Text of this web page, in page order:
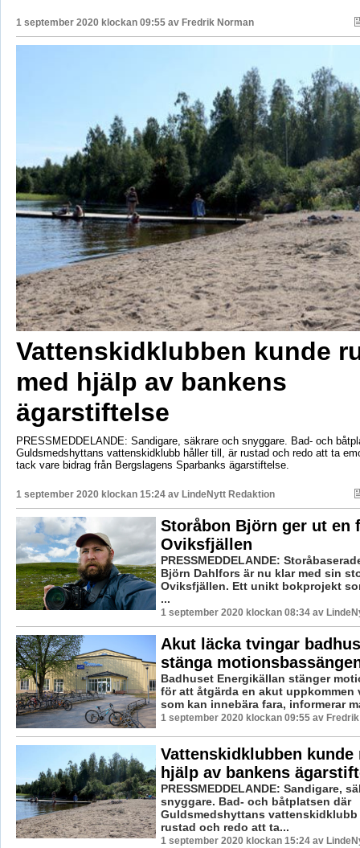
1 september 2020 klockan 09:55 av Fredrik Norman
Vattenskidklubben kunde
med hjälp av bankens
ägarstiftelse
PRESSMEDDELANDE: Sandigare, säkrare och snyggare. Bad- och
Guldsmedshyttans vattenskidklubb håller till, är rustad och redo att ta
tack vare bidrag från Bergslagens Sparbanks ägarstiftelse.
1 september 2020 klockan 15:24 av LindeNytt Redaktion
Storåbon Björn ger ut en
Oviksfjällen
PRESSMEDDELANDE:
Björn Dahlfors är nu klar med sin
Oviksfjällen. Ett unikt bokprojekt
...
1 september 2020 klockan 08:34 av
Akut läcka tvingar
stänga
Badhuset Energikällan stänger
för att åtgärda en akut uppkommen
som kan innebära fara, informerar
1 september 2020 klockan 09:55 av
Vattenskidklubben kunde
hjälp av bankens
PRESSMEDDELANDE: Sandigare,
snyggare. Bad- och båtplatsen där
Guldsmedshyttans
rustad och redo att ta...
1 september 2020 klockan 15:24 av